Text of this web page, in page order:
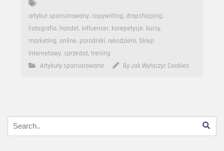
artykuł sponsorowany, copywriting, dropshipping,
Fotografia, handel, influencer, korepetycje, kursy,
marketing, online, poradniki, rękodzieło, Sklep
internetowy, sprzedaż, trening
Artykuły sponsorowane
By Jak Wyłączyć Cookies